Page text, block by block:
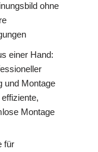
ohne
einer Hand:
und Montage
Montage
für